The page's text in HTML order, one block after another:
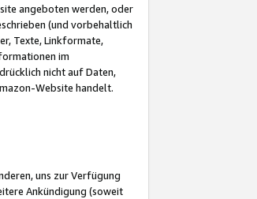
angeboten werden, oder
(und vorbehaltlich
Texte, Linkformate,
im
nicht auf Daten,
Website handelt.
uns zur Verfügung
Ankündigung (soweit